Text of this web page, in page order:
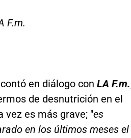
F.m.
en diálogo con LA F.m.
de desnutrición en el
vez es más grave; "es
en los últimos meses el